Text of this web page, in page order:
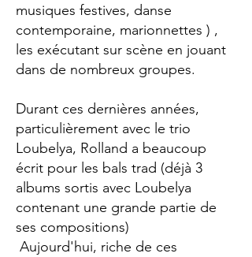
musiques festives, danse
contemporaine, marionnettes ) ,
les exécutant sur scène en jouant
dans de nombreux groupes.
Durant ces dernières années,
particulièrement avec le trio
Loubelya, Rolland a beaucoup
écrit pour les bals trad (déjà 3
albums sortis avec Loubelya
contenant une grande partie de
ses compositions)
Aujourd'hui, riche de ces